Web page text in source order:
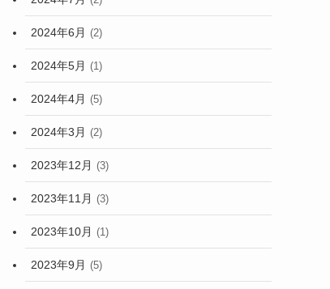
2024年6月 (2)
2024年5月 (1)
2024年4月 (5)
2024年3月 (2)
2023年12月 (3)
2023年11月 (3)
2023年10月 (1)
2023年9月 (5)